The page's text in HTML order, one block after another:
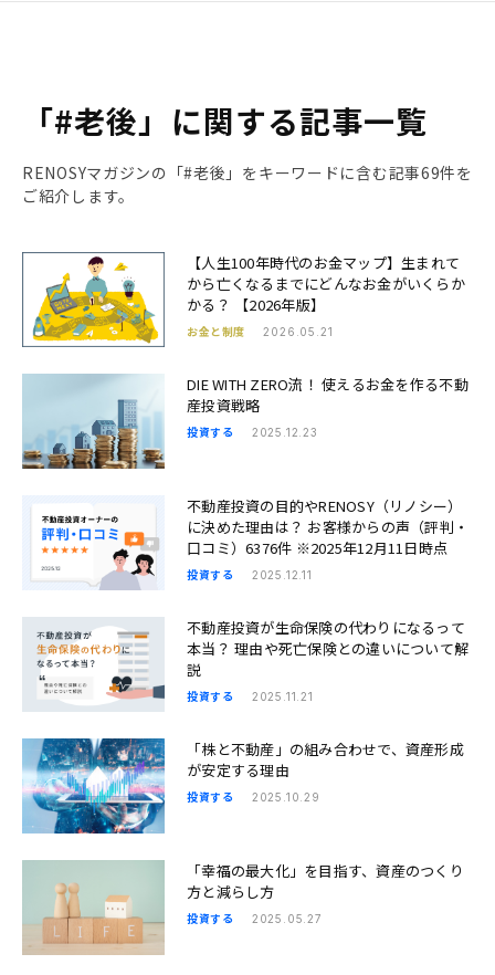
「#老後」に関する記事一覧
RENOSYマガジンの「#老後」をキーワードに含む記事69件を
ご紹介します。
【人生100年時代のお金マップ】生まれて
から亡くなるまでにどんなお金がいくらか
かる？ 【2026年版】
お金と制度 2026.05.21
DIE WITH ZERO流！ 使えるお金を作る不動
産投資戦略
投資する 2025.12.23
不動産投資の目的やRENOSY（リノシー）
に決めた理由は？ お客様からの声（評判・
口コミ）6376件 ※2025年12月11日時点
投資する 2025.12.11
不動産投資が生命保険の代わりになるって
本当？ 理由や死亡保険との違いについて解
説
投資する 2025.11.21
「株と不動産」の組み合わせで、資産形成
が安定する理由
投資する 2025.10.29
「幸福の最大化」を目指す、資産のつくり
方と減らし方
投資する 2025.05.27